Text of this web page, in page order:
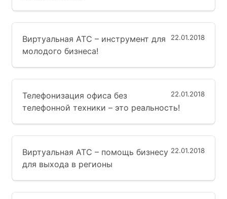
22.01.2018
Виртуальная АТС – инструмент для
молодого бизнеса!
22.01.2018
Телефонизация офиса без
телефонной техники – это реальность!
22.01.2018
Виртуальная АТС – помощь бизнесу
для выхода в регионы